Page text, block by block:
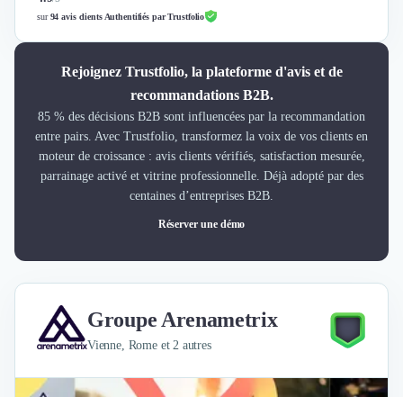
sur94 avis clients Authentifiés par Trustfolio
Rejoignez Trustfolio, la plateforme d'avis et de
recommandations B2B.
85 % des décisions B2B sont influencées par la recommandation
entre pairs. Avec Trustfolio, transformez la voix de vos clients en
moteur de croissance : avis clients vérifiés, satisfaction mesurée,
parrainage activé et vitrine professionnelle. Déjà adopté par des
centaines d’entreprises B2B.
Réserver une démo
Groupe Arenametrix
Vienne, Rome et 2 autres